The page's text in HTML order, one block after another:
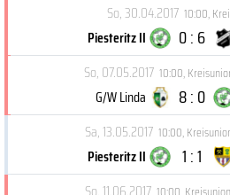
So, 30.04.2017 10:00,
Piesteritz II 0 : 6
So, 07.05.2017 10:00,
G/W Linda 8 : 0
Sa, 13.05.2017 10:00,
Piesteritz II 1 : 1